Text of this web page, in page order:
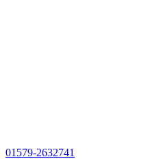
01579-2632741